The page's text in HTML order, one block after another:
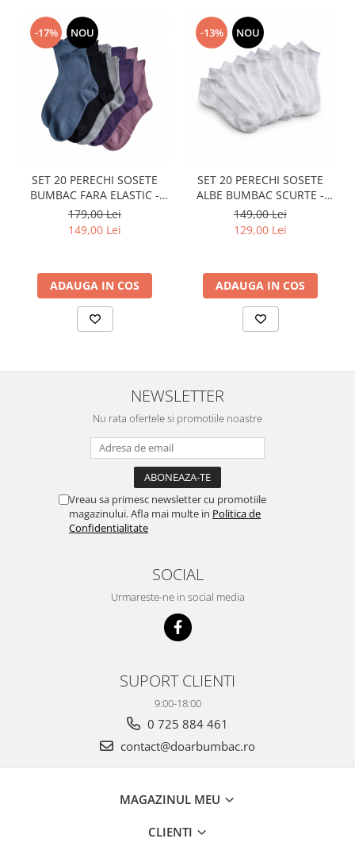
-17% NOU
SET 20 PERECHI SOSETE
BUMBAC FARA ELASTIC -
DAMA - COLORATE
179,00 Lei
149,00 Lei
ADAUGA IN COS
-13% NOU
SET 20 PERECHI SOSETE
ALBE BUMBAC SCURTE -
BARBATI
149,00 Lei
129,00 Lei
ADAUGA IN COS
NEWSLETTER
Nu rata ofertele si promotiile noastre
Vreau sa primesc newsletter cu promotiile
magazinului. Afla mai multe in Politica de
Confidentialitate
SOCIAL
Urmareste-ne in social media
SUPORT CLIENTI
9:00-18:00
0 725 884 461
contact@doarbumbac.ro
MAGAZINUL MEU
CLIENTI